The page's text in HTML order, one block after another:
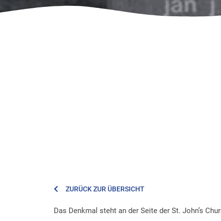
ZURÜCK ZUR ÜBERSICHT
Das Denkmal steht an der Seite der St. John’s